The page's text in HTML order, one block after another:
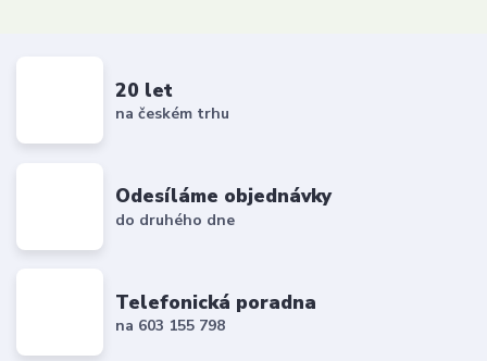
20 let
na českém trhu
Odesíláme objednávky
do druhého dne
Telefonická poradna
na 603 155 798